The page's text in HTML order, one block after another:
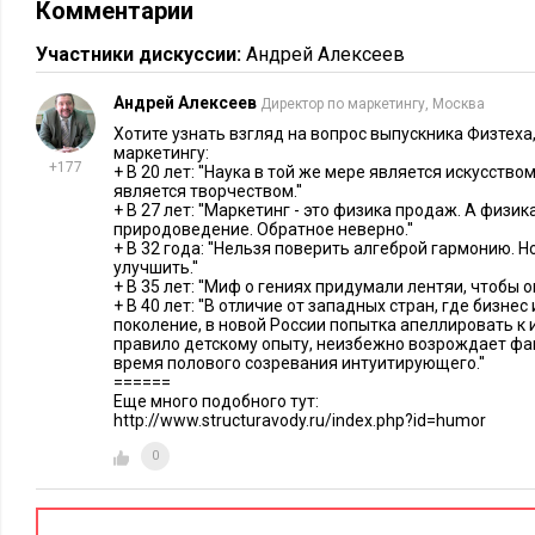
Традиционные «левополушарные» форматы
вписывались в индустриальный век и уходящий
научной картины мира и монополии логических методов
корпоративного тренинга пришелся на вторую половину
этого метода обучения сегодня почти завершен. Почему?
Во-первых, традиционный тренинг основывается на
лучших практик и алгоритмов, все уже давно поменялось.
людей умению учиться самостоятельно и развивать их
Комментарии
Участники дискуссии: Андрей Алексеев
+177
Андрей Алексеев Директор по маркетингу, Москва
Хотите узнать взгляд на вопрос выпускника
маркетингу:
+ В 20 лет: ''Наука в той же мере является
является творчеством.''
+ В 27 лет: ''Маркетинг - это физика продаж. А
природоведение. Обратное неверно.''
+ В 32 года: ''Нельзя поверить алгеброй гармонию.
улучшить.''
+ В 35 лет: ''Миф о гениях придумали лентяи, чтобы
+ В 40 лет: ''В отличие от западных стран, где
поколение, в новой России попытка апеллировать к
правило детскому опыту, неизбежно возрождает
время полового созревания интуитирующего.''
======
Еще много подобного тут:
http://www.structuravody.ru/index.php?id=humor
0